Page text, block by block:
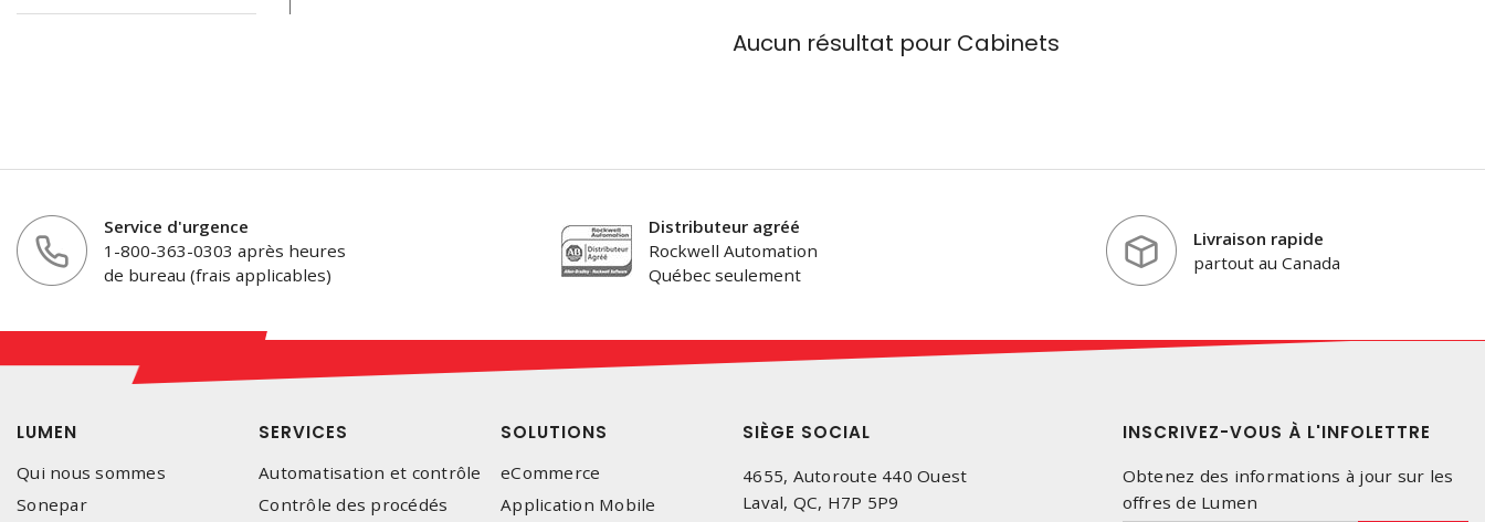
Aucun résultat pourCabinets
Service d'urgence
1-800-363-0303 après heures
de bureau (frais applicables)
Distributeur agréé
Rockwell Automation
Québec seulement
Livraison rapide
partout au Canada
LUMEN
Qui nous sommes
Sonepar
SERVICES
Automatisation et contrôle
Contrôle des procédés
SOLUTIONS
eCommerce
Application Mobile
SIÈGE SOCIAL
4655, Autoroute 440 Ouest
Laval, QC, H7P 5P9
INSCRIVEZ-VOUS À L'INFOLETTRE
Obtenez des informations à jour sur les
offres de Lumen